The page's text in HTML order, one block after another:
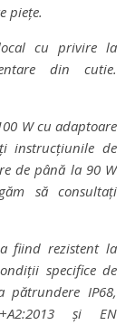
piețe.
cu privire la
din cutie.
W cu adaptoare
instrucțiunile de
de până la 90 W
să consultați
fiind rezistent la
specifice de
pătrundere IP68,
și EN